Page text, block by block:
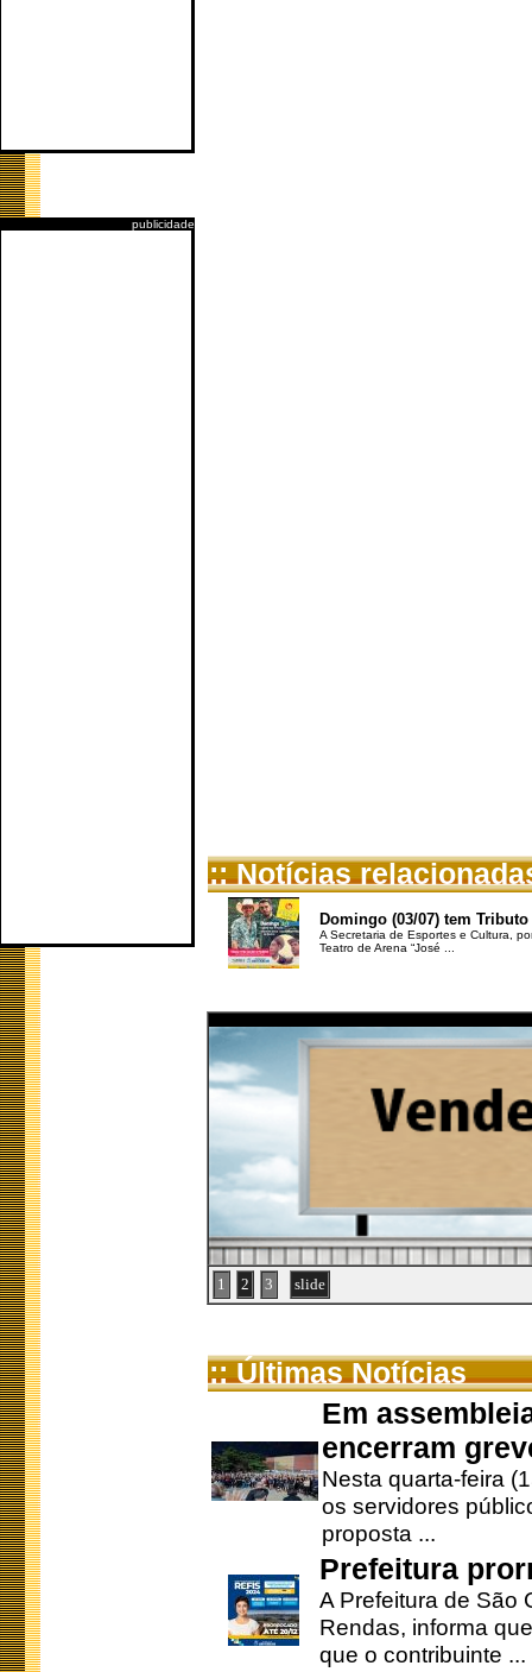
publicidade
:: Notícias
Domingo (03/07) tem
A Secretaria de Esportes e Cultura,
Teatro de Arena “José ...
1 2 3 slide
:: Últimas Notícias
Em
encerram
Nesta quarta-feira
os servidores
proposta ...
Prefeitura
A Prefeitura de São
Rendas, informa
que o contribuinte ...